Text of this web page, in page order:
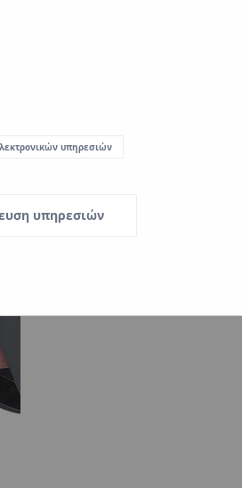
Γρήγορη και εύκολη
Χάρη στην αξιόπιστη και
και των εξαρτημάτων
υπηρεσιών
υπηρεσιών